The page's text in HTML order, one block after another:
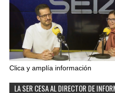
Clica y amplía información
LA SER CESA AL DIRECTOR DE